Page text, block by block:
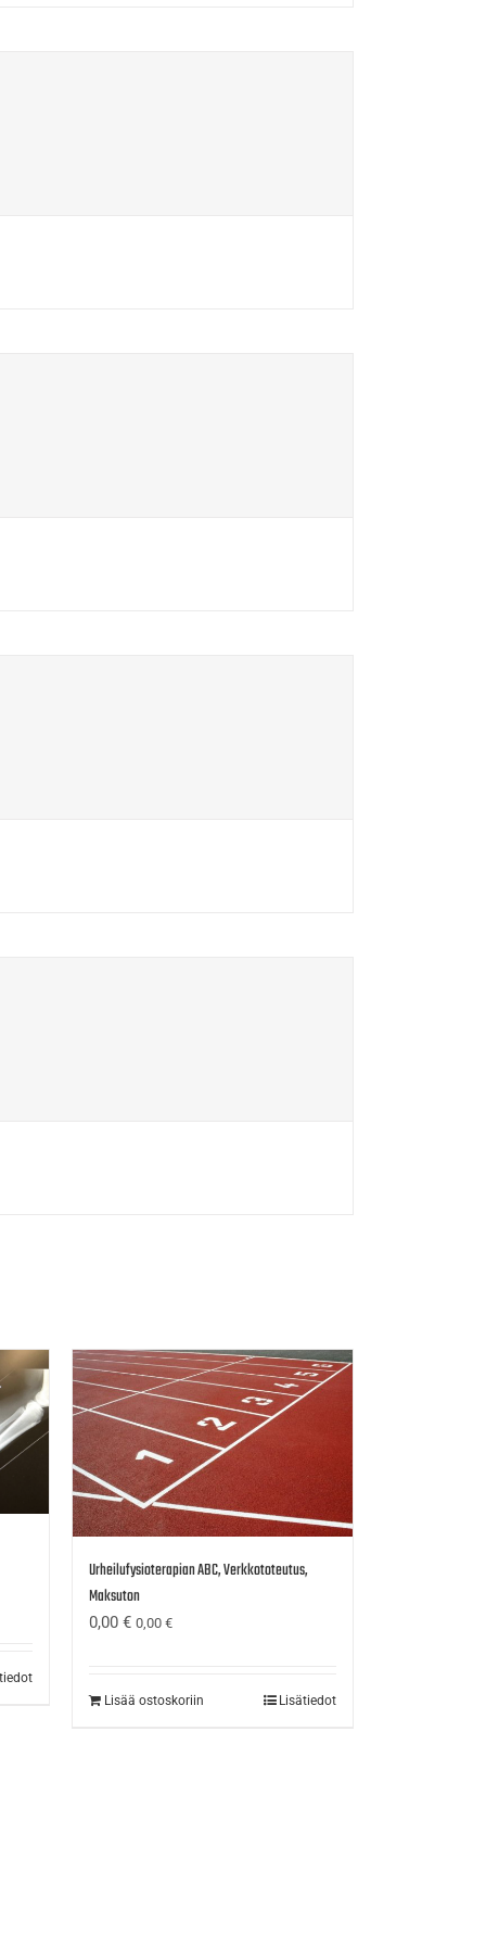
Urheilufysioterapian ABC, Verkkototeutus,
Maksuton
0,00 € 0,00 €
Lisää ostoskoriin Lisätiedot